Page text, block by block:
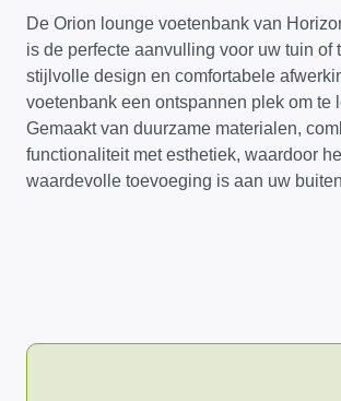
De Orion lounge voetenbank van
is de perfecte aanvulling voor uw tuin of
stijlvolle design en comfortabele
voetenbank een ontspannen plek om te
Gemaakt van duurzame materialen,
functionaliteit met esthetiek, waardoor
waardevolle toevoeging is aan uw